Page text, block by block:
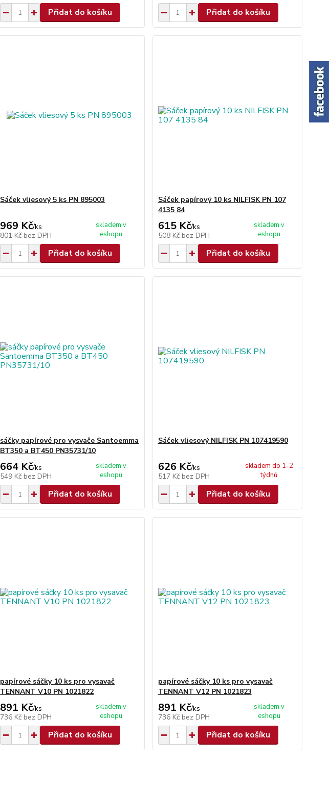
Přidat do košíku Přidat do košíku
Sáček vliesový 5 ks PN 895003
969 Kč/ks
801 Kč bez DPH
skladem v
eshopu
Přidat do košíku
Sáček papírový 10 ks NILFISK PN 107
4135 84
615 Kč/ks
508 Kč bez DPH
skladem v
eshopu
Přidat do košíku
sáčky papírové pro vysvače Santoemma
BT350 a BT450 PN35731/10
664 Kč/ks
549 Kč bez DPH
skladem v
eshopu
Přidat do košíku
Sáček vliesový NILFISK PN 107419590
626 Kč/ks
517 Kč bez DPH
skladem do 1-2
týdnů
Přidat do košíku
papírové sáčky 10 ks pro vysavač
TENNANT V10 PN 1021822
891 Kč/ks
736 Kč bez DPH
skladem v
eshopu
Přidat do košíku
papírové sáčky 10 ks pro vysavač
TENNANT V12 PN 1021823
891 Kč/ks
736 Kč bez DPH
skladem v
eshopu
Přidat do košíku